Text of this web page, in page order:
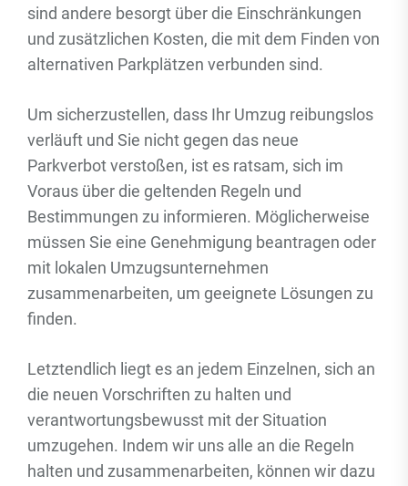
sind andere besorgt über die Einschränkungen
und zusätzlichen Kosten, die mit dem Finden von
alternativen Parkplätzen verbunden sind.
Um sicherzustellen, dass Ihr Umzug reibungslos
verläuft und Sie nicht gegen das neue
Parkverbot verstoßen, ist es ratsam, sich im
Voraus über die geltenden Regeln und
Bestimmungen zu informieren. Möglicherweise
müssen Sie eine Genehmigung beantragen oder
mit lokalen Umzugsunternehmen
zusammenarbeiten, um geeignete Lösungen zu
finden.
Letztendlich liegt es an jedem Einzelnen, sich an
die neuen Vorschriften zu halten und
verantwortungsbewusst mit der Situation
umzugehen. Indem wir uns alle an die Regeln
halten und zusammenarbeiten, können wir dazu